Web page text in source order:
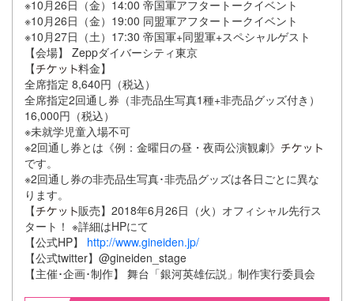
※10月26日（金）14:00 帝国軍アフタートークイベント
※10月26日（金）19:00 同盟軍アフタートークイベント
※10月27日（土）17:30 帝国軍+同盟軍+スペシャルゲスト
【会場】 Zeppダイバーシティ東京
【
料金】
全席指定 8,640円（税込）
全席指定2回通し券（非売品生写真1種+非売品グッズ付き）
16,000円（税込）
※未就学児童入場不可
※2回通し券とは《例：金曜日の昼・夜両公演観劇》
です。
※2回通し券の非売品生写真･非売品グッズは各日ごとに異な
ります。
【
販売】2018年6月26日（火）オフィシャル先行ス
タート！ ※詳細はHPにて
【公式HP】 http://www.gineiden.jp/
【公式twitter】@gineiden_stage
【主催･企画･制作】 舞台「銀河英雄伝説」制作実行委員会